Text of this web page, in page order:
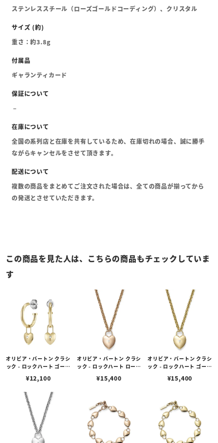
ステンレススチール（ローズゴールドコーディング）、クリスタル
重さ：約3.8g
ギャランティカード
全国の系列店と在庫を共有しているため、在庫切れの場合、誠に勝手
ながらキャンセルをさせて頂きます。
複数の商品をまとめてご注文された場合は、全ての商品が揃ってから
の発送とさせていただきます。
この商品を見た人は、こちらの商品もチェックしていま
す
オリビア・バートン クラシ
ック - ロックハート ゴール
¥12,100
オリビア・バートン クラシ
ック - ロックハート ローズ
クレス
¥15,400
オリビア・バートン クラシ
ック - ロックハート ゴール
¥15,400